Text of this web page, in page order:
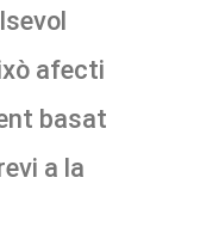
afecti
basat
a la